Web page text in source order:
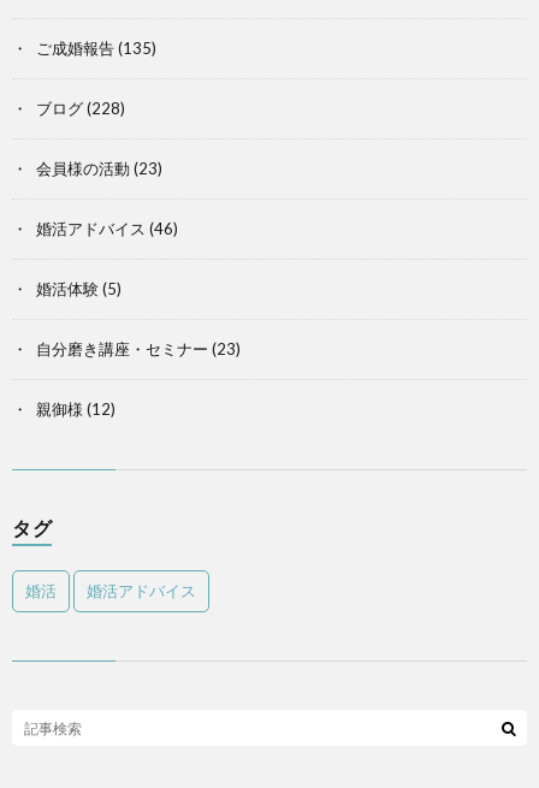
ご成婚報告(135)
ブログ(228)
会員様の活動(23)
婚活アドバイス (46)
婚活体験(5)
自分磨き講座・セミナー (23)
親御様 (12)
タグ
婚活 婚活アドバイス